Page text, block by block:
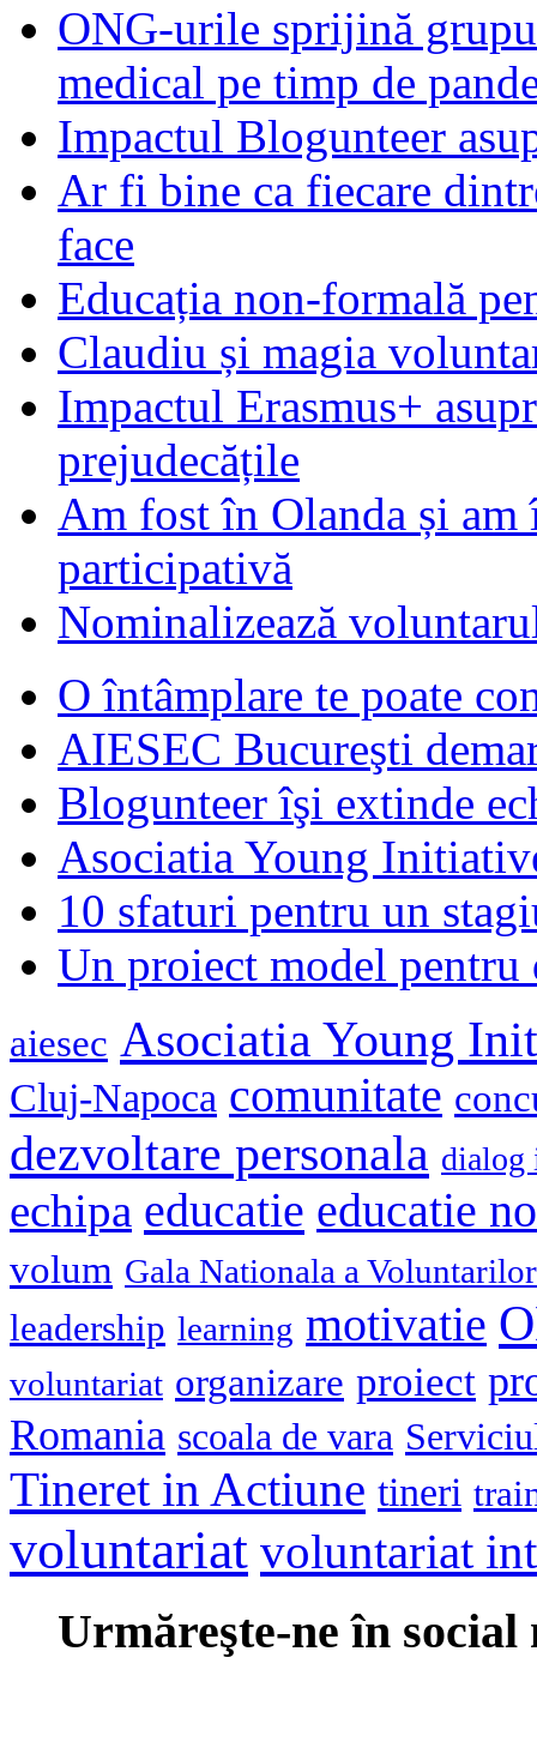
ONG-urile sprijină
medical pe timp de
Impactul Blogunteer
Ar fi bine ca fiecare
face
Educația non-formală
Claudiu și magia
Impactul Erasmus+
prejudecățile
Am fost în Olanda și am
participativă
Nominalizează
O întâmplare te poate
AIESEC Bucureşti
Blogunteer îşi extinde
Asociatia Young
10 sfaturi pentru un
Un proiect model
aiesec Asociatia Young
Cluj-Napoca comunitate
dezvoltare personala dialog
echipa educatie educatie
volum Gala Nationala a Voluntarilor
leadership learning motivatie
voluntariat organizare proiect
Romania scoala de vara
Tineret in Actiune tineri
voluntariat voluntariat
Urmăreşte-ne în social